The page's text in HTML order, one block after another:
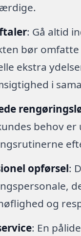
: Gå altid
bør
ekstra
i
behov
opførsel:
og
: En